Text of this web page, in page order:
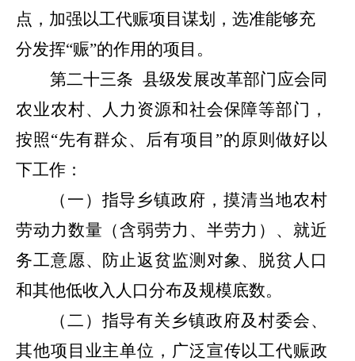
点，加强以工代赈项目谋划，选准能够充
分发挥“赈”的作用的项目。
第二十三条 县级发展改革部门应会同
农业农村、人力资源和社会保障等部门，
按照“先有群众、后有项目 ”的原则做好以
下工作：
（一）指导乡镇政府，摸清当地农村
劳动力数量（含弱劳力、半劳力）、就近
务工意愿、防止返贫监测对象、脱贫人口
和其他低收入人口分布及规模底数。
（二）指导有关乡镇政府及村委会、
其他项目业主单位，广泛宣传以工代赈政